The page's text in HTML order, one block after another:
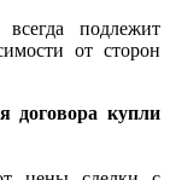
подлежит
от сторон
договора купли